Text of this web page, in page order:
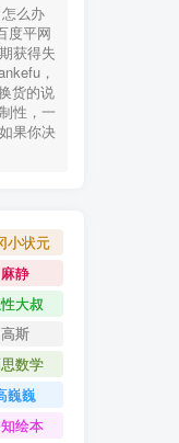
么办
度平网
获得失
，
货的说
性，一
果你决
小状元
麻静
大叔
高斯
数学
巍巍
绘本